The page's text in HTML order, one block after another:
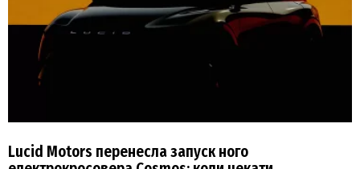
Lucid Motors перенесла запуск ного